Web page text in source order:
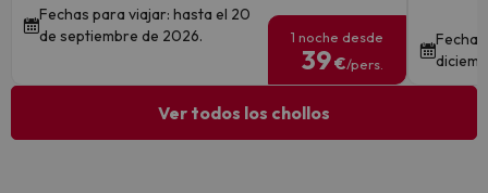
Fechas para viajar: hasta el 20
de septiembre de 2026.
1 noche desde
39€/pers.
Ver todos los chollos